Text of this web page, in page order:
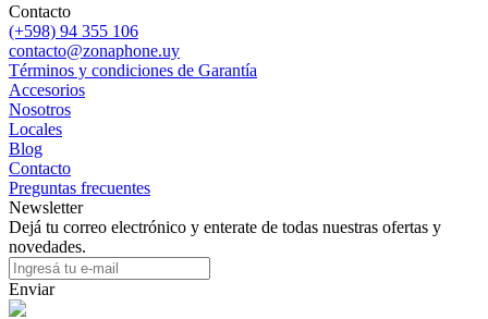
Contacto
(+598) 94 355 106
contacto@zonaphone.uy
Términos y condiciones de Garantía
Accesorios
Nosotros
Locales
Blog
Contacto
Preguntas frecuentes
Newsletter
Dejá tu correo electrónico y enterate de todas nuestras ofertas y
novedades.
Enviar